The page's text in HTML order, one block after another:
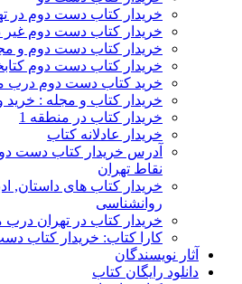
خریدار کتاب دست دوم در
خریدار کتاب دست دوم
خریدار کتاب دست دوم و
خریدار کتاب دست دوم
خرید کتاب دست دوم درب
خریدار کتاب و مجله :
خریدار کتاب در منطقه 1
خریدار عادلانه کتاب
آدرس خریدار کتاب دست
نقاط تهران
خریدار کتاب های داستان,
روانشناسی
خریدار کتاب در تهران
کارا کتاب: خریدار کتاب
آثار نویسندگان
دانلود رایگان کتاب